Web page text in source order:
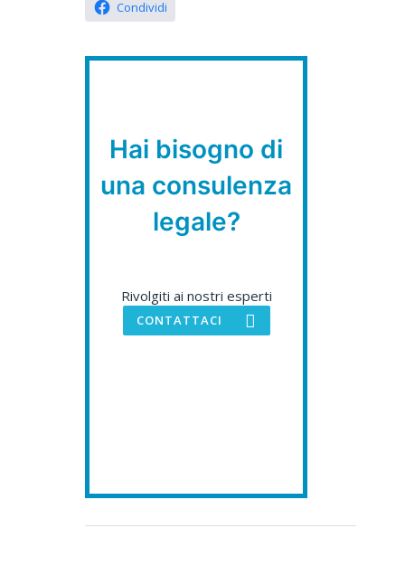
Condividi
Hai bisogno di
una consulenza
legale?
Rivolgiti ai nostri esperti
CONTATTACI